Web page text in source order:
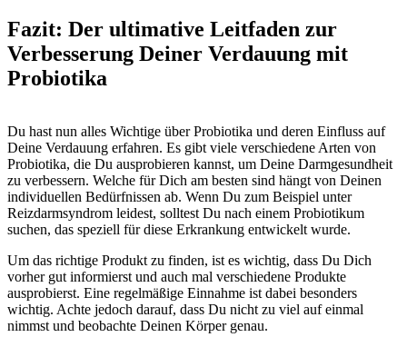
Fazit: Der ultimative Leitfaden zur
Verbesserung Deiner Verdauung mit
Probiotika
Du hast nun alles Wichtige über Probiotika und deren Einfluss auf
Deine Verdauung erfahren. Es gibt viele verschiedene Arten von
Probiotika, die Du ausprobieren kannst, um Deine Darmgesundheit
zu verbessern. Welche für Dich am besten sind hängt von Deinen
individuellen Bedürfnissen ab. Wenn Du zum Beispiel unter
Reizdarmsyndrom leidest, solltest Du nach einem Probiotikum
suchen, das speziell für diese Erkrankung entwickelt wurde.
Um das richtige Produkt zu finden, ist es wichtig, dass Du Dich
vorher gut informierst und auch mal verschiedene Produkte
ausprobierst. Eine regelmäßige Einnahme ist dabei besonders
wichtig. Achte jedoch darauf, dass Du nicht zu viel auf einmal
nimmst und beobachte Deinen Körper genau.